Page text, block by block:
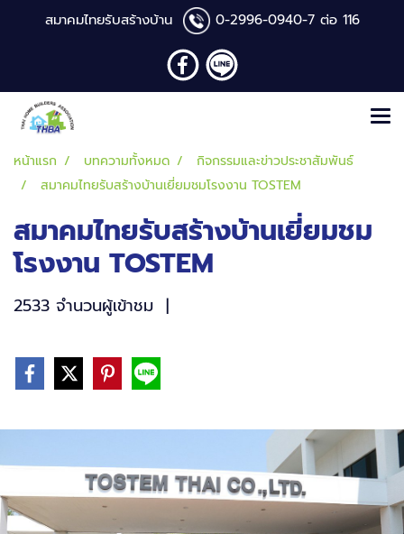
สมาคมไทยรับสร้างบ้าน 0-2996-0940-7 ต่อ 116
หน้าแรก บทความทั้งหมด
กิจกรรมและข่าวประชาสัมพันธ์
สมาคมไทยรับสร้างบ้านเยี่ยมชมโรงงาน TOSTEM
สมาคมไทยรับสร้างบ้านเยี่ยมชม
โรงงาน TOSTEM
2533 จำนวนผู้เข้าชม |